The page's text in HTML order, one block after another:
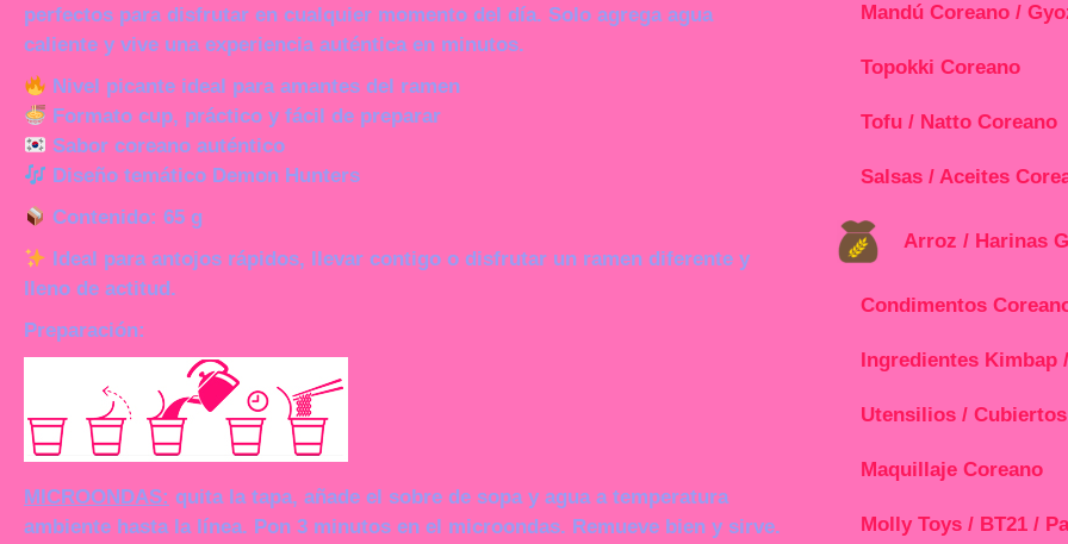
perfectos para disfrutar en cualquier momento del día. Solo agrega agua
caliente y vive una experiencia auténtica en minutos.
Nivel picante ideal para amantes del ramen
Formato cup, práctico y fácil de preparar
Sabor coreano auténtico
Diseño temático Demon Hunters
Contenido: 65 g
Ideal para antojos rápidos, llevar contigo o disfrutar un ramen diferente y
lleno de actitud.
Preparación:
MICROONDAS: quita la tapa, añade el sobre de sopa y agua a temperatura
ambiente hasta la línea. Pon 3 minutos en el microondas. Remueve bien y sirve.
Mandú Coreano /
Topokki Coreano
Tofu / Natto Coreano
Salsas / Aceites
Arroz / Harinas
Condimentos
Ingredientes Kimbap
Utensilios /
Maquillaje Coreano
Molly Toys / BT21 /